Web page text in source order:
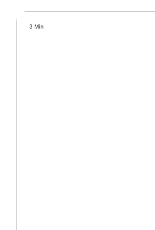
3 Min